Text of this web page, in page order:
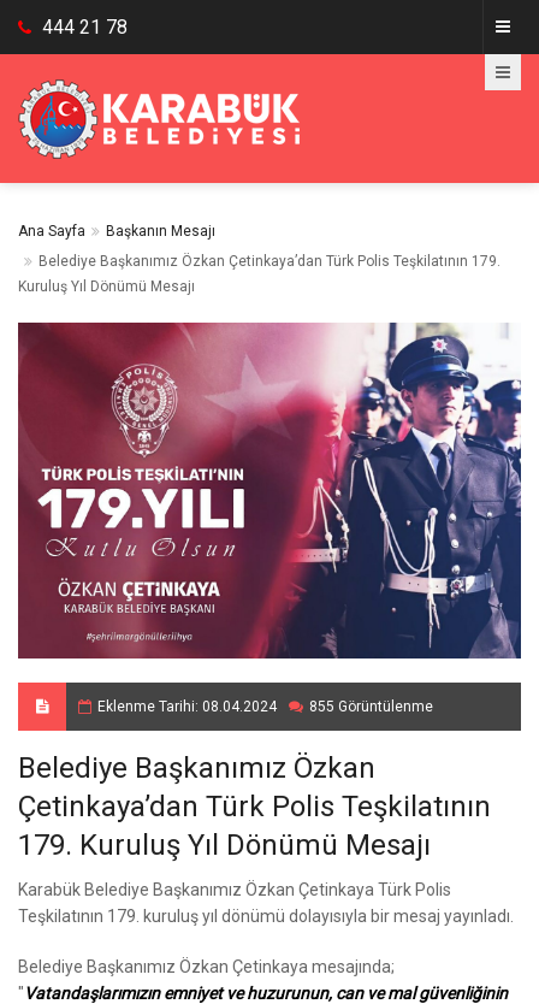
444 21 78
Ana Sayfa
Başkanın Mesajı
Belediye Başkanımız Özkan Çetinkaya’dan Türk Polis Teşkilatının 179.
Kuruluş Yıl Dönümü Mesajı
Eklenme Tarihi: 08.04.2024 855 Görüntülenme
Belediye Başkanımız Özkan
Çetinkaya’dan Türk Polis Teşkilatının
179. Kuruluş Yıl Dönümü Mesajı
Karabük Belediye Başkanımız Özkan Çetinkaya Türk Polis
Teşkilatının 179. kuruluş yıl dönümü dolayısıyla bir mesaj yayınladı.
Belediye Başkanımız Özkan Çetinkaya mesajında;
"Vatandaşlarımızın emniyet ve huzurunun, can ve mal güvenliğinin